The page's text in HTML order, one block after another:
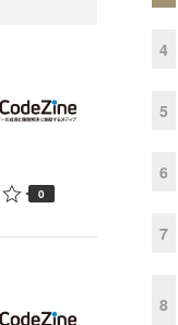
0
4
5
6
7
8